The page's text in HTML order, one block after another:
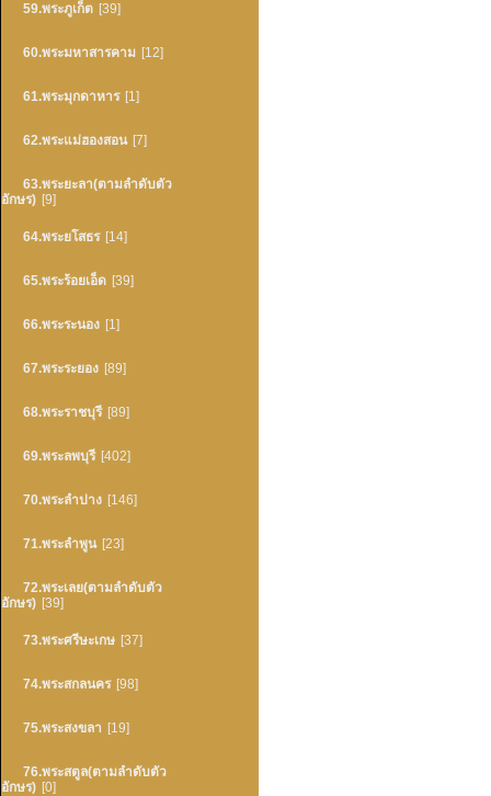
59.พระภูเก็ต [39]
60.พระมหาสารคาม [12]
61.พระมุกดาหาร [1]
62.พระแม่ฮองสอน [7]
63.พระยะลา(ตามลำดับตัว
อักษร) [9]
64.พระยโสธร [14]
65.พระร้อยเอ็ด [39]
66.พระระนอง [1]
67.พระระยอง [89]
68.พระราชบุรี [89]
69.พระลพบุรี [402]
70.พระลำปาง [146]
71.พระลำพูน [23]
72.พระเลย(ตามลำดับตัว
อักษร) [39]
73.พระศรีษะเกษ [37]
74.พระสกลนคร [98]
75.พระสงขลา [19]
76.พระสตูล(ตามลำดับตัว
อักษร) [0]